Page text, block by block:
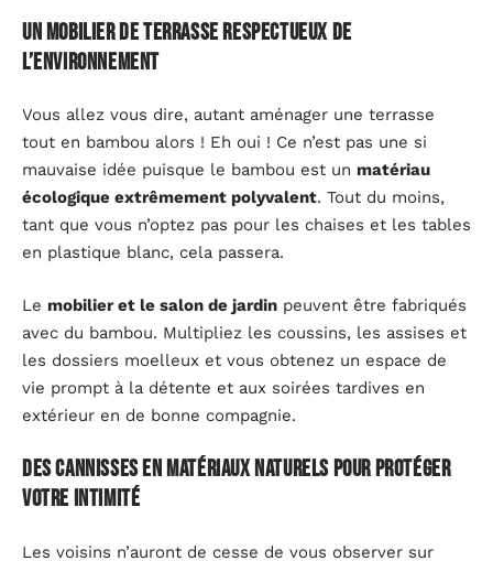
Un mobilier de terrasse respectueux de
l’environnement
Vous allez vous dire, autant aménager une terrasse
tout en bambou alors ! Eh oui ! Ce n’est pas une si
mauvaise idée puisque le bambou est un matériau
écologique extrêmement polyvalent. Tout du moins,
tant que vous n’optez pas pour les chaises et les tables
en plastique blanc, cela passera.
Le mobilier et le salon de jardin peuvent être fabriqués
avec du bambou. Multipliez les coussins, les assises et
les dossiers moelleux et vous obtenez un espace de
vie prompt à la détente et aux soirées tardives en
extérieur en de bonne compagnie.
Des cannisses en matériaux naturels pour protéger
votre intimité
Les voisins n’auront de cesse de vous observer sur